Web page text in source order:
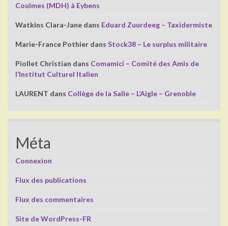
Coulmes (MDH) à Eybens
Watkins Clara-Jane dans Eduard Zuurdeeg – Taxidermiste
Marie-France Pothier dans Stock38 – Le surplus militaire
Piollet Christian dans Comamici – Comité des Amis de
l’Institut Culturel Italien
LAURENT dans Collège de la Salle – L’Aigle – Grenoble
Méta
Connexion
Flux des publications
Flux des commentaires
Site de WordPress-FR